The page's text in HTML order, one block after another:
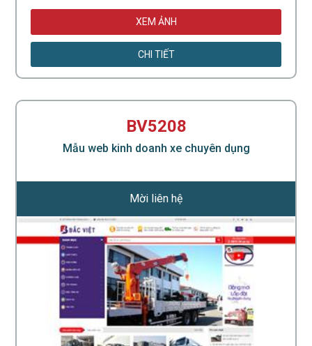
XEM ẢNH
CHI TIẾT
BV5208
Mẫu web kinh doanh xe chuyên dụng
Mời liên hệ